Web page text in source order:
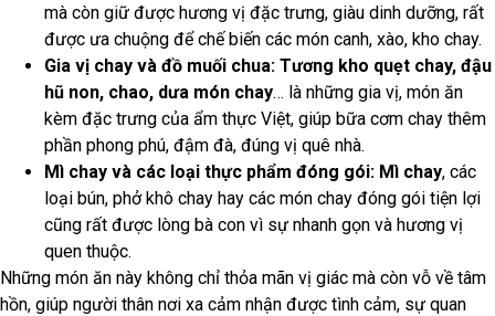
mà còn giữ được hương vị đặc trưng, giàu dinh dưỡng, rất
được ưa chuộng để chế biến các món canh, xào, kho chay.
Gia vị chay và đồ muối chua: Tương kho quẹt chay, đậu
hũ non, chao, dưa món chay… là những gia vị, món ăn
kèm đặc trưng của ẩm thực Việt, giúp bữa cơm chay thêm
phần phong phú, đậm đà, đúng vị quê nhà.
Mì chay và các loại thực phẩm đóng gói: Mì chay, các
loại bún, phở khô chay hay các món chay đóng gói tiện lợi
cũng rất được lòng bà con vì sự nhanh gọn và hương vị
quen thuộc.
Những món ăn này không chỉ thỏa mãn vị giác mà còn vỗ về tâm
hồn, giúp người thân nơi xa cảm nhận được tình cảm, sự quan